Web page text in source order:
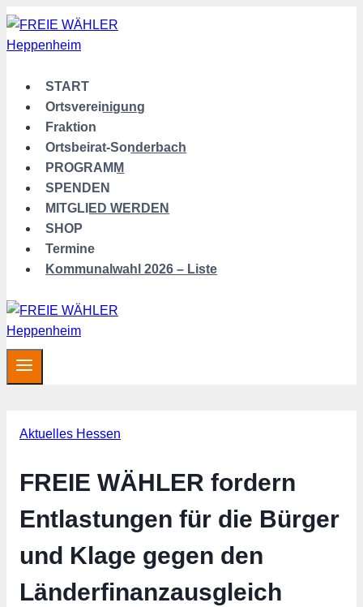
Zum
springen
START
Ortsvereinigung
Fraktion
Ortsbeirat-Sonderbach
PROGRAMM
SPENDEN
MITGLIED WERDEN
SHOP
Termine
Kommunalwahl 2026 – Liste
Aktuelles Hessen
FREIE WÄHLER fordern
Entlastungen für die Bürger
und Klage gegen den
Länderfinanzausgleich